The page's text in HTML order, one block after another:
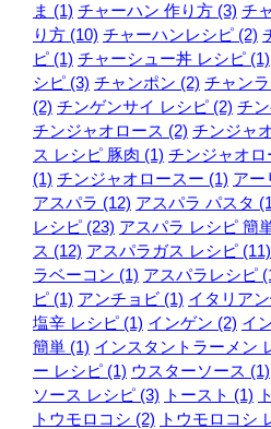
ま (1) チャーハン 作り方 (3) チ
り方 (10) チャーハンレシピ (2)
ピ (1) チャーシュー丼 レシピ (1)
シピ (3) チャンポン (2) チャン
(2) チンゲンサイ レシピ (2) チ
チンジャオロース (2) チンジャ
ス レシピ 豚肉 (1) チンジャオ
(1) チンジャオロースー (1) アー
アスパラ (12) アスパラ パスタ
レシピ (23) アスパラ レシピ 簡
ス (12) アスパラガス レシピ (11)
ラベーコン (1) アスパラレシピ
ピ (1) アンチョビ (1) イタリア
塩辛 レシピ (1) インゲン (2) イ
簡単 (1) インスタントラーメン
ー レシピ (1) ウスターソース (1)
ソース レシピ (3) トースト (1)
トウモロコシ (2) トウモロコシ